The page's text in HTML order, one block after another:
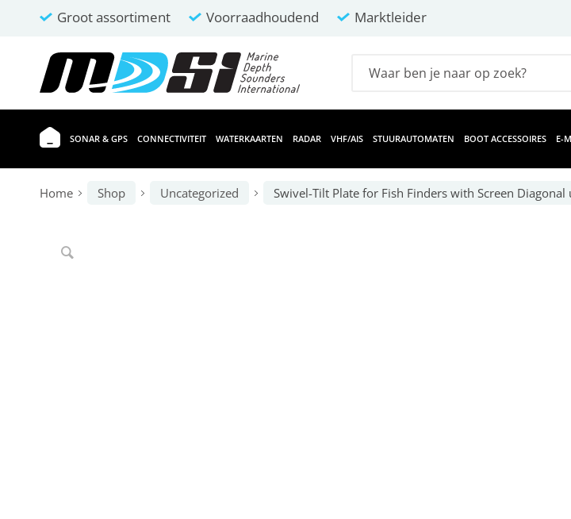
Groot assortiment Voorraadhoudend Marktleider
SONAR & GPS CONNECTIVITEIT WATERKAARTEN RADAR VHF/AIS STUURAUTOMATEN BOOT ACCESSOIRES E-
Home Shop Uncategorized Swivel-Tilt Plate for Fish Finders with Screen Diagonal